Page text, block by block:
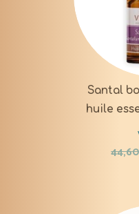
Santal
huile